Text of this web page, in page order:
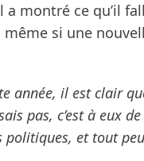
a montré ce qu’il
si une
année, il est clair
pas, c’est à eux
politiques, et tout